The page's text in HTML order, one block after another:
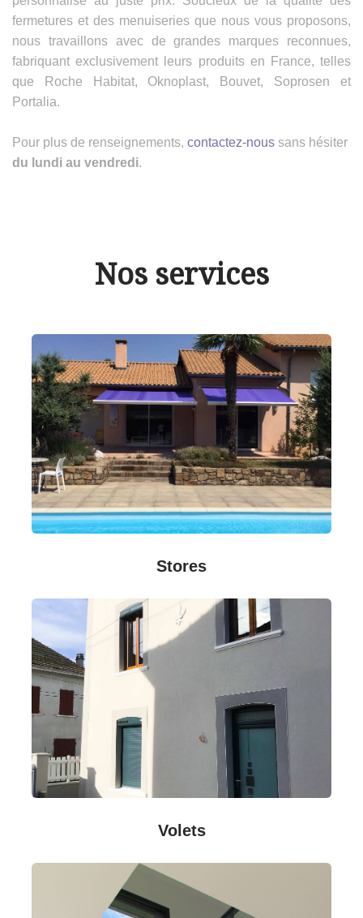
fermetures et des menuiseries que nous vous proposons,
nous travaillons avec de grandes marques reconnues,
fabriquant exclusivement leurs produits en France, telles
que Roche Habitat, Oknoplast, Bouvet, Soprosen et
Portalia.
Pour plus de renseignements, contactez-nous sans hésiter
du lundi au vendredi.
Nos services
Stores
Volets